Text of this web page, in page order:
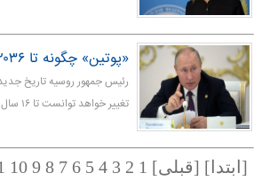
«پوتین» چگونه تا ۲۰۳۶ در قدرت می‌ماند
رئیس جمهور روسیه تاریخ
تغییر خواهد توانست تا ۱۶ سال دیگر در قدرت باقی بماند.
[ابتدا] [قبلی] 1
2
3
4
5
6
7
8
9
10